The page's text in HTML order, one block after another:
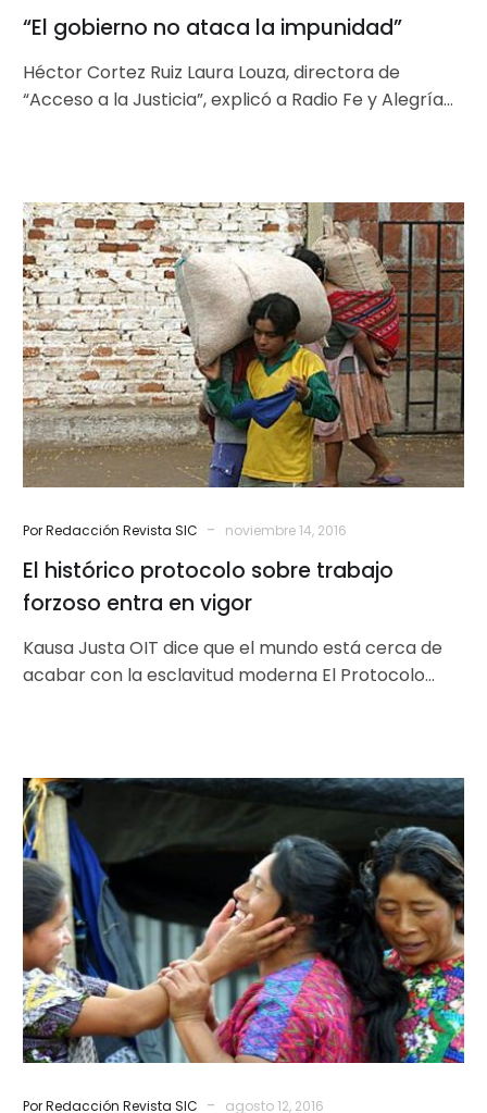
“El gobierno no ataca la impunidad”
Héctor Cortez Ruiz Laura Louza, directora de
“Acceso a la Justicia”, explicó a Radio Fe y Alegría
El
histórico
protocolo
sobre
trabajo
forzoso
entra
en
vigor
Por Redacción Revista SIC - noviembre 14, 2016
El histórico protocolo sobre trabajo
forzoso entra en vigor
Kausa Justa OIT dice que el mundo está cerca de
acabar con la esclavitud moderna El Protocolo
ONU:
derechos
de
las
mujeres
en
el
centro
de
decisiones
Por Redacción Revista SIC - agosto 12, 2016